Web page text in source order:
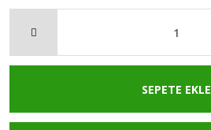
SEPETE EKLE